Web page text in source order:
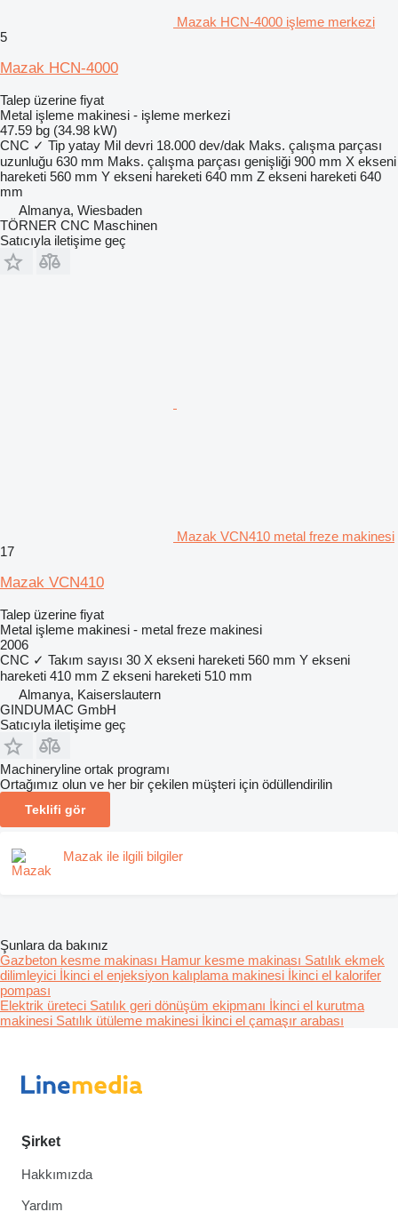
Mazak HCN-4000 işleme merkezi
5
Mazak HCN-4000
Talep üzerine fiyat
Metal işleme makinesi - işleme merkezi
47.59 bg (34.98 kW)
CNC ✓ Tip yatay Mil devri 18.000 dev/dak Maks. çalışma parçası
uzunluğu 630 mm Maks. çalışma parçası genişliği 900 mm X ekseni
hareketi 560 mm Y ekseni hareketi 640 mm Z ekseni hareketi 640
mm
Almanya, Wiesbaden
TÖRNER CNC Maschinen
Satıcıyla iletişime geç
Mazak VCN410 metal freze makinesi
17
Mazak VCN410
Talep üzerine fiyat
Metal işleme makinesi - metal freze makinesi
2006
CNC ✓ Takım sayısı 30 X ekseni hareketi 560 mm Y ekseni
hareketi 410 mm Z ekseni hareketi 510 mm
Almanya, Kaiserslautern
GINDUMAC GmbH
Satıcıyla iletişime geç
Machineryline ortak programı
Ortağımız olun ve her bir çekilen müşteri için ödüllendirilin
Teklifi gör
Mazak ile ilgili bilgiler
Şunlara da bakınız
Gazbeton kesme makinası Hamur kesme makinası Satılık ekmek
dilimleyici İkinci el enjeksiyon kalıplama makinesi İkinci el kalorifer
pompası
Elektrik üreteci Satılık geri dönüşüm ekipmanı İkinci el kurutma
makinesi Satılık ütüleme makinesi İkinci el çamaşır arabası
Şirket
Hakkımızda
Yardım